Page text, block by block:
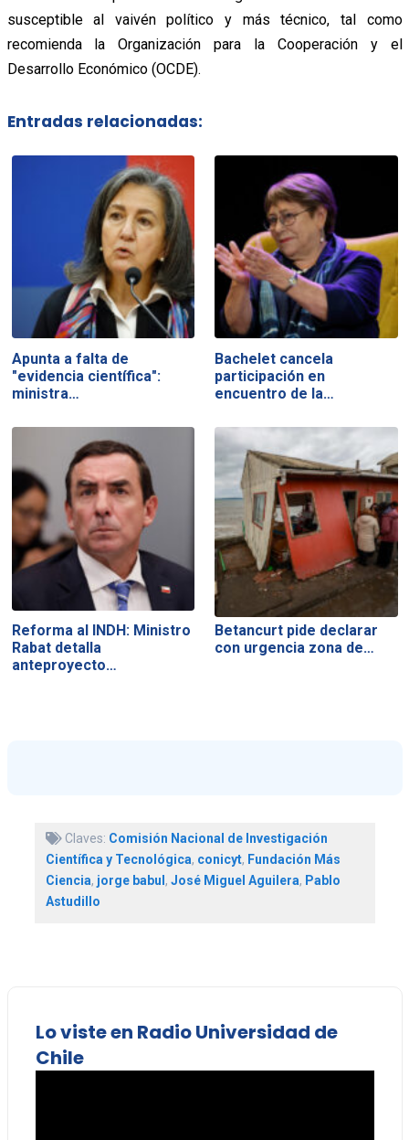
susceptible al vaivén político y más técnico, tal como
recomienda la Organización para la Cooperación y el
Desarrollo Económico (OCDE).
Entradas relacionadas:
Apunta a falta de
"evidencia científica":
ministra…
Bachelet cancela
participación en
encuentro de la…
Reforma al INDH: Ministro
Rabat detalla
anteproyecto…
Betancurt pide declarar
con urgencia zona de…
Claves: Comisión Nacional de Investigación
Científica y Tecnológica, conicyt, Fundación Más
Ciencia, jorge babul, José Miguel Aguilera, Pablo
Astudillo
Lo viste en Radio Universidad de
Chile